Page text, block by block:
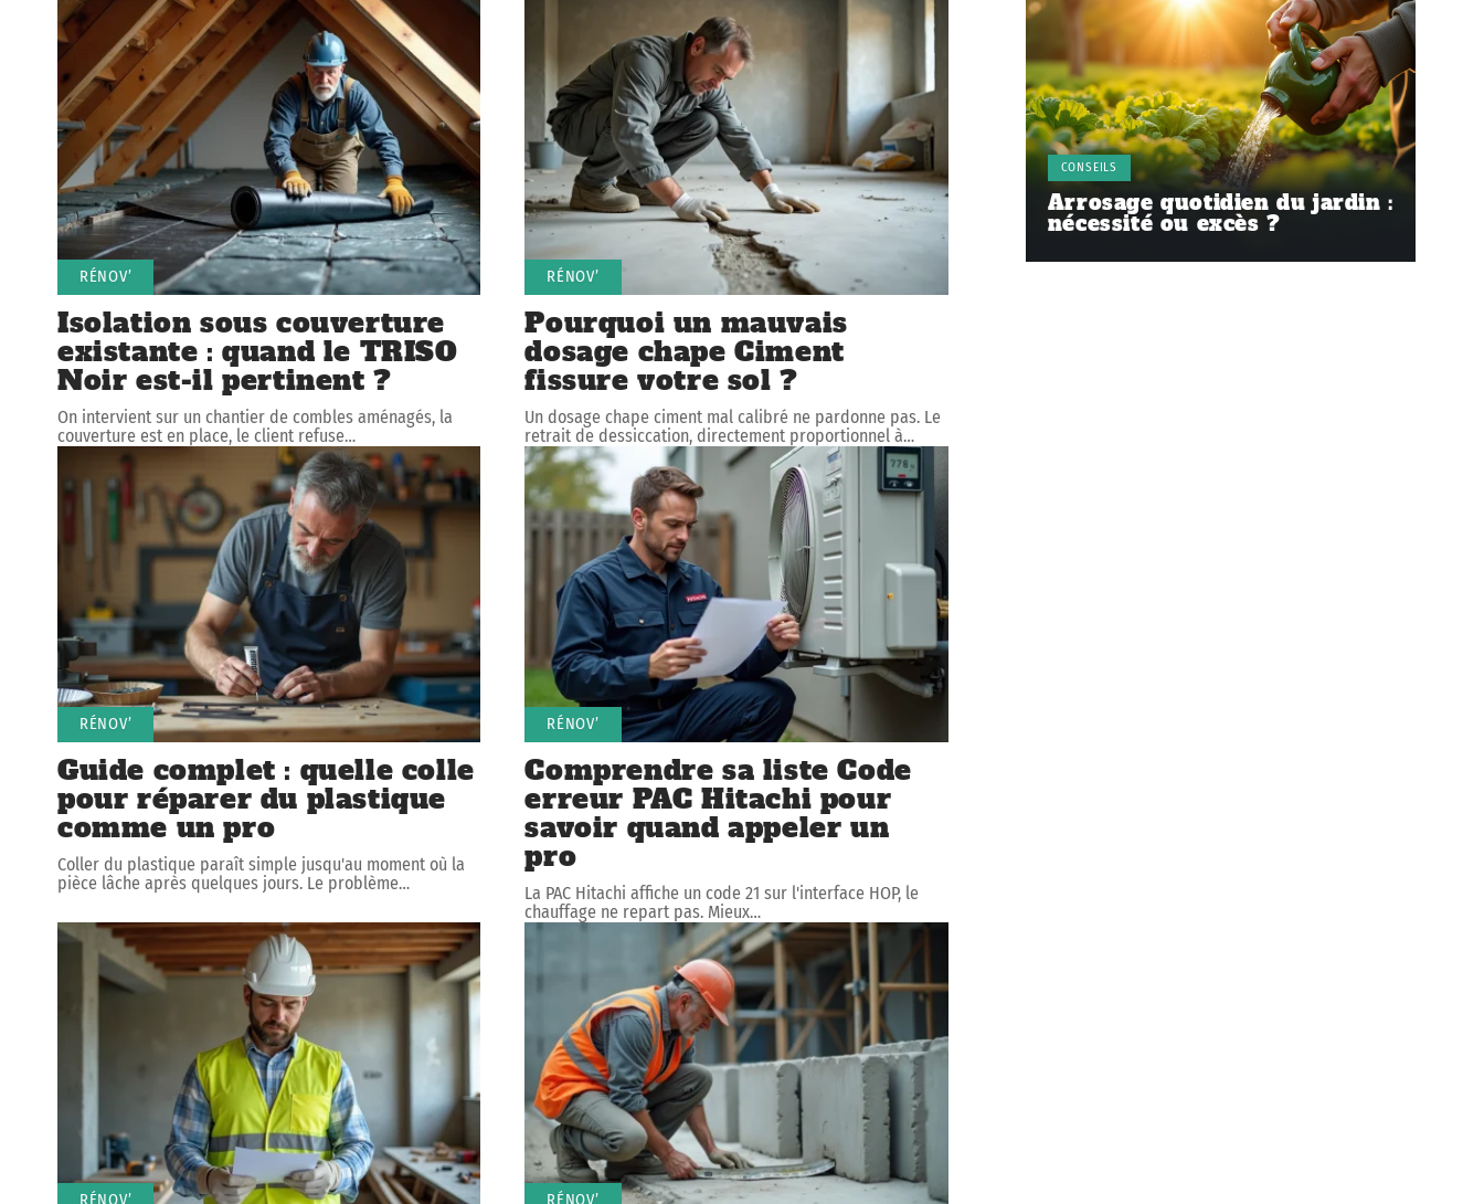
RÉNOV’
Isolation sous couverture
existante : quand le TRISO
Noir est-il pertinent ?
On intervient sur un chantier de combles aménagés, la
couverture est en place, le client refuse…
RÉNOV’
Pourquoi un mauvais
dosage chape Ciment
fissure votre sol ?
Un dosage chape ciment mal calibré ne pardonne pas. Le
retrait de dessiccation, directement proportionnel à…
RÉNOV’
Guide complet : quelle colle
pour réparer du plastique
comme un pro
Coller du plastique paraît simple jusqu'au moment où la
pièce lâche après quelques jours. Le problème…
RÉNOV’
Comprendre sa liste Code
erreur PAC Hitachi pour
savoir quand appeler un
pro
La PAC Hitachi affiche un code 21 sur l'interface HOP, le
chauffage ne repart pas. Mieux…
CONSEILS
Arrosage quotidien du jardin :
nécessité ou excès ?